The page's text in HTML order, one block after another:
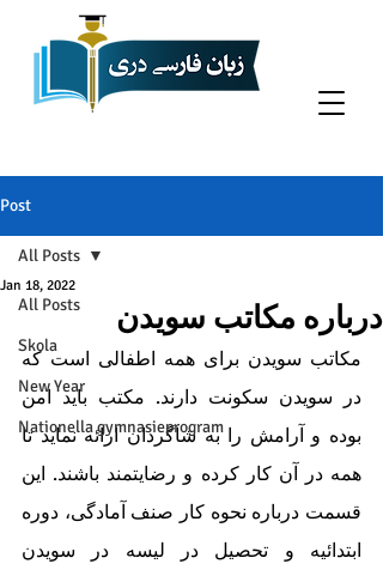
Post
All Posts
Skola
New Year
Nationella gymnasieprogram
All Posts
درباره مکاتب سویدن
Jan 18, 2022
در سویدن سکونت دارند. مکتب باید امن
بوده و آرامش را به شاگردان ارائه نماید تا